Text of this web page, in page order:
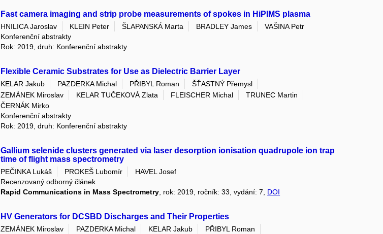
Fast camera imaging and strip probe measurements of spokes in HiPIMS plasma
HNILICA Jaroslav KLEIN Peter ŠLAPANSKÁ Marta BRADLEY James
VAŠINA Petr
Konferenční abstrakty
Rok: 2019, druh: Konferenční abstrakty
Flexible Ceramic Substrates for Use as Dielectric Barrier Layer
KELAR Jakub PAZDERKA Michal PŘIBYL Roman
ŠŤASTNÝ Přemysl
ZEMÁNEK Miroslav
KELAR TUČEKOVÁ Zlata FLEISCHER Michal
TRUNEC Martin
ČERNÁK Mirko
Konferenční abstrakty
Rok: 2019, druh: Konferenční abstrakty
Gallium selenide clusters generated via laser desorption ionisation quadrupole ion trap
time of flight mass spectrometry
PEČINKA Lukáš PROKEŠ Lubomír
HAVEL Josef
Recenzovaný odborný článek
Rapid Communications in Mass Spectrometry , rok: 2019, ročník: 33, vydání: 7, DOI
HV Generators for DCSBD Discharges and Their Properties
ZEMÁNEK Miroslav PAZDERKA Michal KELAR Jakub
PŘIBYL Roman